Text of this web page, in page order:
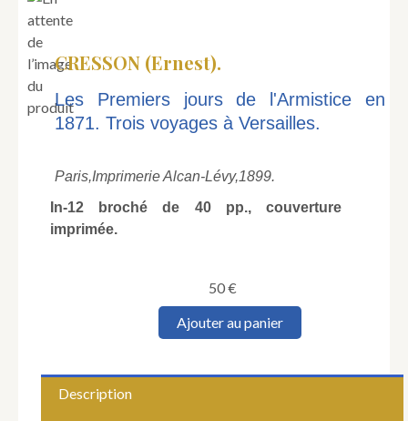
CRESSON (Ernest).
Les Premiers jours de l'Armistice en
1871. Trois voyages à Versailles.
Paris,Imprimerie Alcan-Lévy,1899.
In-12 broché de 40 pp., couverture
imprimée.
50€
quantitéAjouter au panier
Description